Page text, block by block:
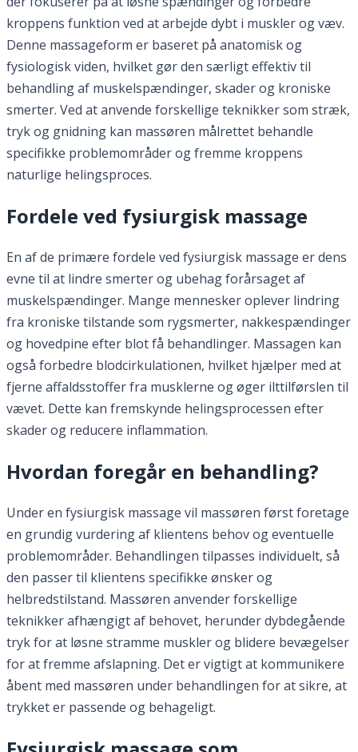
kroppens funktion ved at arbejde dybt i muskler og væv.
Denne massageform er baseret på anatomisk og
fysiologisk viden, hvilket gør den særligt effektiv til
behandling af muskelspændinger, skader og kroniske
smerter. Ved at anvende forskellige teknikker som stræk,
tryk og gnidning kan massøren målrettet behandle
specifikke problemområder og fremme kroppens
naturlige helingsproces.
Fordele ved fysiurgisk massage
En af de primære fordele ved fysiurgisk massage er dens
evne til at lindre smerter og ubehag forårsaget af
muskelspændinger. Mange mennesker oplever lindring
fra kroniske tilstande som rygsmerter, nakkespændinger
og hovedpine efter blot få behandlinger. Massagen kan
også forbedre blodcirkulationen, hvilket hjælper med at
fjerne affaldsstoffer fra musklerne og øger ilttilførslen til
vævet. Dette kan fremskynde helingsprocessen efter
skader og reducere inflammation.
Hvordan foregår en behandling?
Under en fysiurgisk massage vil massøren først foretage
en grundig vurdering af klientens behov og eventuelle
problemområder. Behandlingen tilpasses individuelt, så
den passer til klientens specifikke ønsker og
helbredstilstand. Massøren anvender forskellige
teknikker afhængigt af behovet, herunder dybdegående
tryk for at løsne stramme muskler og blidere bevægelser
for at fremme afslapning. Det er vigtigt at kommunikere
åbent med massøren under behandlingen for at sikre, at
trykket er passende og behageligt.